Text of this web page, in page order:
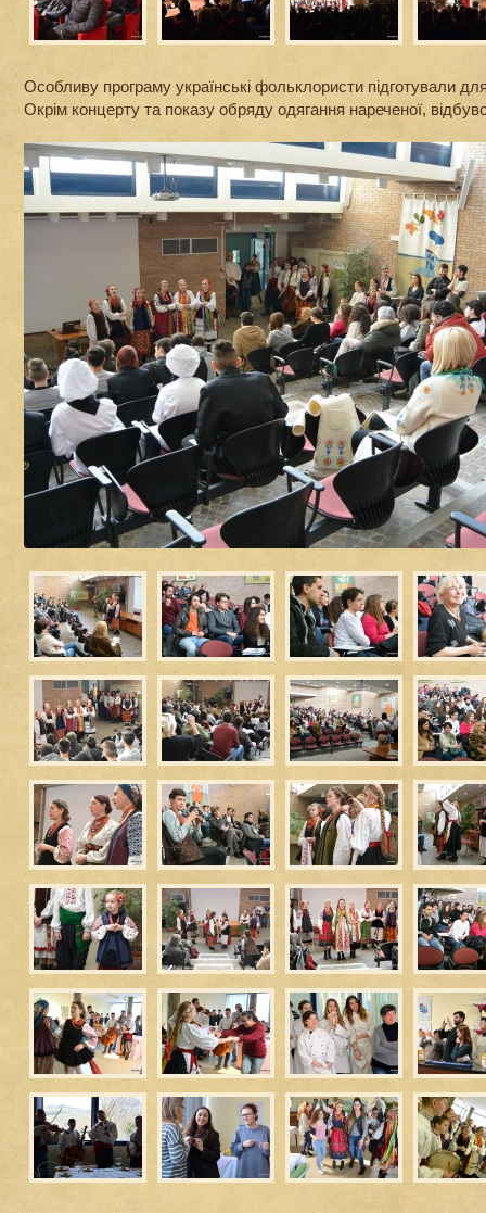
Особливу програму українські фольклористи підготували
Окрім концерту та показу обряду одягання нареченої,